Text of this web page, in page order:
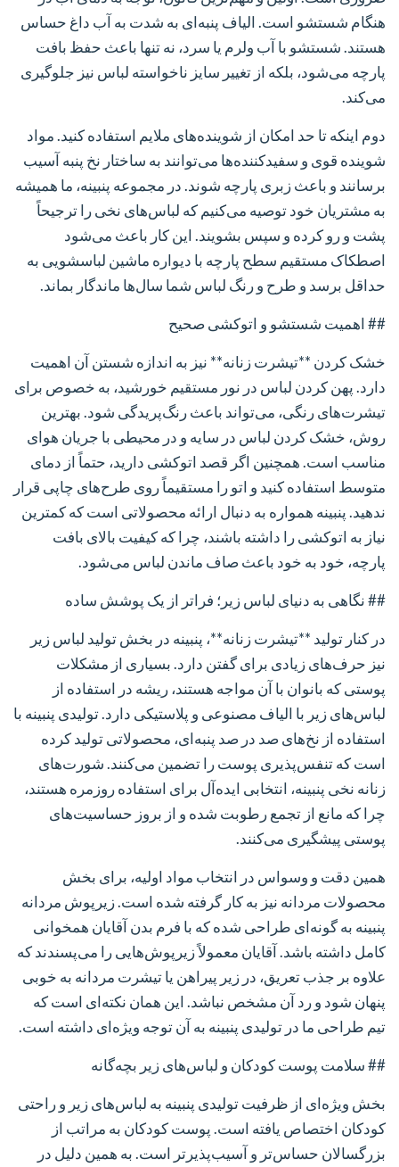
هنگام شستشو است. الیاف پنبه‌ای به شدت به آب داغ حساس
هستند. شستشو با آب ولرم یا سرد، نه تنها باعث حفظ بافت
پارچه می‌شود، بلکه از تغییر سایز ناخواسته لباس نیز جلوگیری
می‌کند.
دوم اینکه تا حد امکان از شوینده‌های ملایم استفاده کنید. مواد
شوینده قوی و سفیدکننده‌ها می‌توانند به ساختار نخ پنبه آسیب
برسانند و باعث زبری پارچه شوند. در مجموعه پنبینه، ما همیشه
به مشتریان خود توصیه می‌کنیم که لباس‌های نخی را ترجیحاً
پشت و رو کرده و سپس بشویند. این کار باعث می‌شود
اصطکاک مستقیم سطح پارچه با دیواره ماشین لباسشویی به
حداقل برسد و طرح و رنگ لباس شما سال‌ها ماندگار بماند.
## اهمیت شستشو و اتوکشی صحیح
خشک کردن **تیشرت زنانه** نیز به اندازه شستن آن اهمیت
دارد. پهن کردن لباس در نور مستقیم خورشید، به خصوص برای
تیشرت‌های رنگی، می‌تواند باعث رنگ‌پریدگی شود. بهترین
روش، خشک کردن لباس در سایه و در محیطی با جریان هوای
مناسب است. همچنین اگر قصد اتوکشی دارید، حتماً از دمای
متوسط استفاده کنید و اتو را مستقیماً روی طرح‌های چاپی قرار
ندهید. پنبینه همواره به دنبال ارائه محصولاتی است که کمترین
نیاز به اتوکشی را داشته باشند، چرا که کیفیت بالای بافت
پارچه، خود به خود باعث صاف ماندن لباس می‌شود.
## نگاهی به دنیای لباس زیر؛ فراتر از یک پوشش ساده
در کنار تولید **تیشرت زنانه**، پنبینه در بخش تولید لباس زیر
نیز حرف‌های زیادی برای گفتن دارد. بسیاری از مشکلات
پوستی که بانوان با آن مواجه هستند، ریشه در استفاده از
لباس‌های زیر با الیاف مصنوعی و پلاستیکی دارد. تولیدی پنبینه با
استفاده از نخ‌های صد در صد پنبه‌ای، محصولاتی تولید کرده
است که تنفس‌پذیری پوست را تضمین می‌کنند. شورت‌های
زنانه نخی پنبینه، انتخابی ایده‌آل برای استفاده روزمره هستند،
چرا که مانع از تجمع رطوبت شده و از بروز حساسیت‌های
پوستی پیشگیری می‌کنند.
همین دقت و وسواس در انتخاب مواد اولیه، برای بخش
محصولات مردانه نیز به کار گرفته شده است. زیرپوش مردانه
پنبینه به گونه‌ای طراحی شده که با فرم بدن آقایان همخوانی
کامل داشته باشد. آقایان معمولاً زیرپوش‌هایی را می‌پسندند که
علاوه بر جذب تعریق، در زیر پیراهن یا تیشرت مردانه به خوبی
پنهان شود و رد آن مشخص نباشد. این همان نکته‌ای است که
تیم طراحی ما در تولیدی پنبینه به آن توجه ویژه‌ای داشته است.
## سلامت پوست کودکان و لباس‌های زیر بچه‌گانه
بخش ویژه‌ای از ظرفیت تولیدی پنبینه به لباس‌های زیر و راحتی
کودکان اختصاص یافته است. پوست کودکان به مراتب از
بزرگسالان حساس‌تر و آسیب‌پذیرتر است. به همین دلیل در